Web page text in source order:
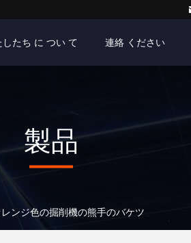
したち に つい て 連絡 ください
製品
ンジ色の掘削機の熊手のバケツ